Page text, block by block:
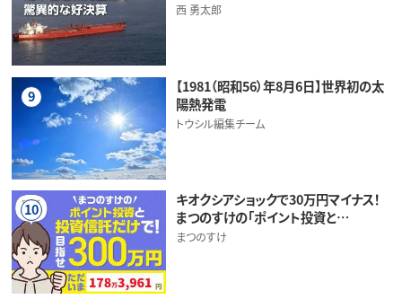
西 勇太郎
9
【1981（昭和56）年8月6日】世界初の太
陽熱発電
トウシル編集チーム
10
キオクシアショックで30万円マイナス！
まつのすけの「ポイント投資と…
まつのすけ